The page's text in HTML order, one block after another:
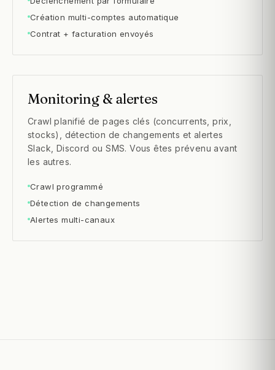
Création multi-comptes automatique
Contrat + facturation envoyés
Monitoring & alertes
Crawl planifié de pages clés (concurrents, prix,
stocks), détection de changements et alertes
Slack, Discord ou SMS. Vous êtes prévenu avant
les autres.
Crawl programmé
Détection de changements
Alertes multi-canaux